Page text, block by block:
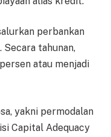
perbankan
tahunan,
atau menjadi
yakni permodalan
Capital Adequacy